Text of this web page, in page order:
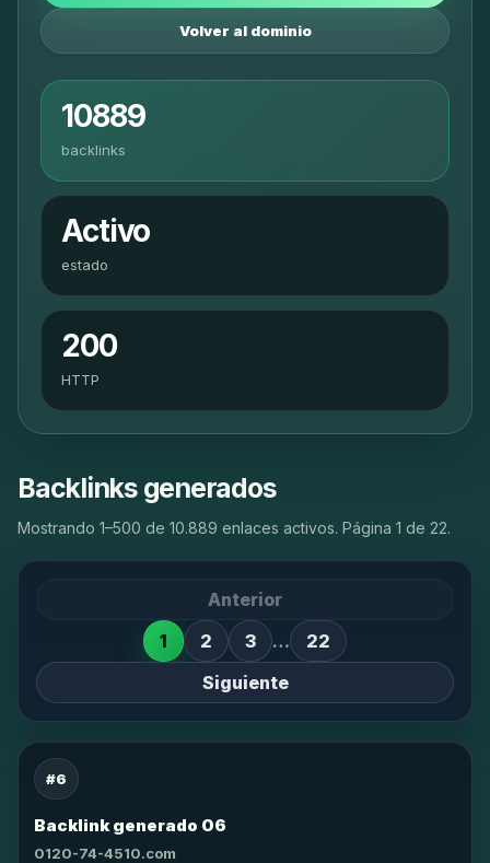
Volver al dominio
10889
backlinks
Activo
estado
200
HTTP
Backlinks generados
Mostrando 1–500 de 10.889 enlaces activos. Página 1 de 22.
Anterior
1
2 3 …
22
Siguiente
#6
Backlink generado 06
0120-74-4510.com